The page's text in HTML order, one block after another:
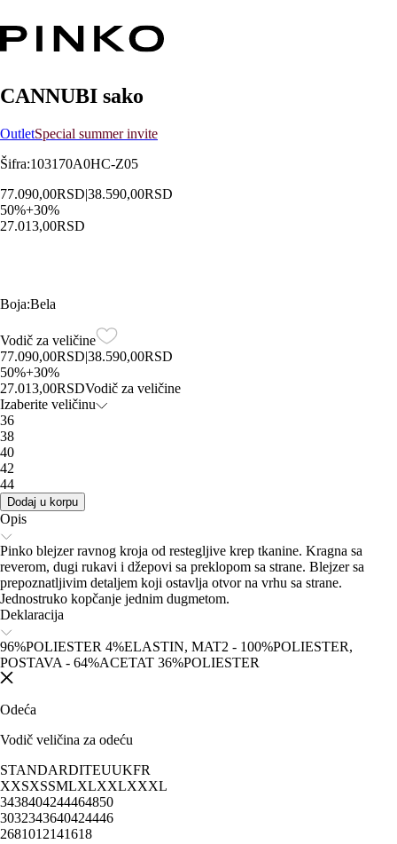
CANNUBI sako
OutletSpecial summer invite
Šifra:103170A0HC-Z05
77.090,00RSD|38.590,00RSD
50%+30%
27.013,00RSD
Boja:Bela
Vodič za veličine
77.090,00RSD|38.590,00RSD
50%+30%
27.013,00RSDVodič za veličine
Izaberite veličinu
36
38
40
42
44
Dodaj u korpu
Opis
Pinko blejzer ravnog kroja od restegljive krep tkanine. Kragna sa
reverom, dugi rukavi i džepovi sa preklopom sa strane. Blejzer sa
prepoznatljivim detaljem koji ostavlja otvor na vrhu sa strane.
Jednostruko kopčanje jednim dugmetom.
Deklaracija
96%POLIESTER 4%ELASTIN, MAT2 - 100%POLIESTER,
POSTAVA - 64%ACETAT 36%POLIESTER
Odeća
Vodič veličina za odeću
STANDARDITEUUKFR
XXSXSSMLXLXXLXXXL
3438404244464850
3032343640424446
2681012141618